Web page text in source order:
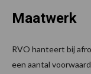
Maatwerk
RVO hanteert bij
een aantal